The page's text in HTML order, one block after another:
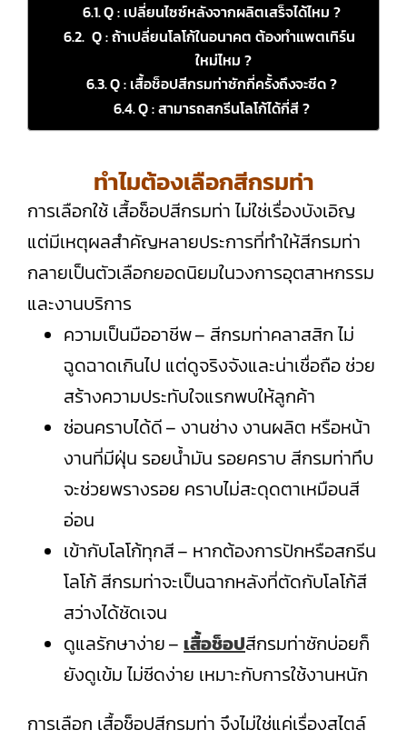
Q : เปลี่ยนไซซ์หลังจากผลิตเสร็จได้ไหม ?
Q : ถ้าเปลี่ยนโลโก้ในอนาคต ต้องทำแพตเทิร์น
ใหม่ไหม ?
Q : เสื้อช็อปสีกรมท่าซักกี่ครั้งถึงจะซีด ?
Q : สามารถสกรีนโลโก้ได้กี่สี ?
ทำไมต้องเลือกสีกรมท่า
การเลือกใช้ เสื้อช็อปสีกรมท่า ไม่ใช่เรื่องบังเอิญ
แต่มีเหตุผลสำคัญหลายประการที่ทำให้สีกรมท่า
กลายเป็นตัวเลือกยอดนิยมในวงการอุตสาหกรรม
และงานบริการ
ความเป็นมืออาชีพ – สีกรมท่าคลาสสิก ไม่
ฉูดฉาดเกินไป แต่ดูจริงจังและน่าเชื่อถือ ช่วย
สร้างความประทับใจแรกพบให้ลูกค้า
ซ่อนคราบได้ดี – งานช่าง งานผลิต หรือหน้า
งานที่มีฝุ่น รอยน้ำมัน รอยคราบ สีกรมท่าทึบ
จะช่วยพรางรอย คราบไม่สะดุดตาเหมือนสี
อ่อน
เข้ากับโลโก้ทุกสี – หากต้องการปักหรือสกรีน
โลโก้ สีกรมท่าจะเป็นฉากหลังที่ตัดกับโลโก้สี
สว่างได้ชัดเจน
ดูแลรักษาง่าย – เสื้อช็อปสีกรมท่าซักบ่อยก็
ยังดูเข้ม ไม่ซีดง่าย เหมาะกับการใช้งานหนัก
การเลือก เสื้อช็อปสีกรมท่า จึงไม่ใช่แค่เรื่องสไตล์